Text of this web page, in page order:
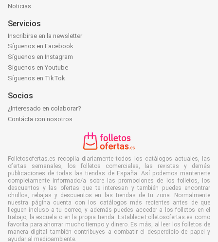
Noticias
Servicios
Inscribirse en la newsletter
Síguenos en Facebook
Síguenos en Instagram
Síguenos en Youtube
Síguenos en TikTok
Socios
¿Interesado en colaborar?
Contácta con nosotros
Folletosofertas.es recopila diariamente todos los catálogos actuales, las
ofertas semanales, los folletos comerciales, las revistas y demás
publicaciones de todas las tiendas de España. Así podemos mantenerte
completamente informado/a sobre las promociones de los folletos, los
descuentos y las ofertas que te interesan y también puedes encontrar
chollos, rebajas y descuentos en las tiendas de tu zona. Normalmente
nuestra página cuenta con los catálogos más recientes antes de que
lleguen incluso a tu correo, y además puedes acceder a los folletos en el
trabajo, la escuela o en la propia tienda. Establece Folletosofertas.es como
favorita para ahorrar mucho tiempo y dinero. Es más, al leer los folletos de
manera digital también contribuyes a combatir el desperdicio de papel y
ayudar al medioambiente.